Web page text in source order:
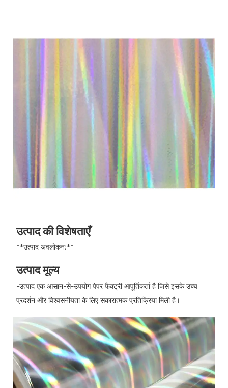
उत्पाद की विशेषताएँ
**उत्पाद अवलोकन:**
उत्पाद मूल्य
-उत्पाद एक आसान-से-उपयोग पेपर फैक्ट्री आपूर्तिकर्ता है जिसे इसके उच्च
प्रदर्शन और विश्वसनीयता के लिए सकारात्मक प्रतिक्रिया मिली है।